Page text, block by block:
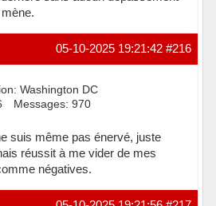
#216
05-10-2025 19:21:42
Washington DC
Messages: 970
suis même pas énervé, juste
réussit à me vider de mes
négatives.